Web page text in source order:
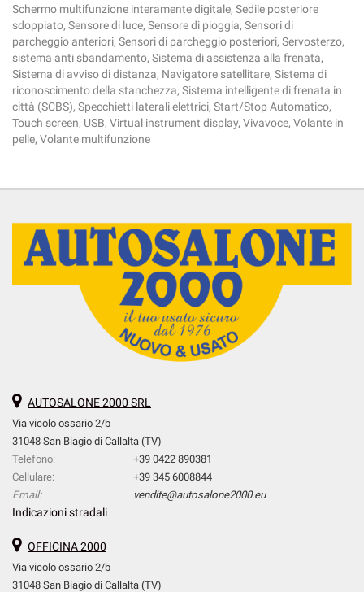
Schermo multifunzione interamente digitale, Sedile posteriore
sdoppiato, Sensore di luce, Sensore di pioggia, Sensori di
parcheggio anteriori, Sensori di parcheggio posteriori, Servosterzo,
sistema anti sbandamento, Sistema di assistenza alla frenata,
Sistema di avviso di distanza, Navigatore satellitare, Sistema di
riconoscimento della stanchezza, Sistema intelligente di frenata in
città (SCBS), Specchietti laterali elettrici, Start/Stop Automatico,
Touch screen, USB, Virtual instrument display, Vivavoce, Volante in
pelle, Volante multifunzione
AUTOSALONE 2000 SRL
Via vicolo ossario 2/b
31048 San Biagio di Callalta (TV)
Telefono:
+39 0422 890381
Cellulare:
+39 345 6008844
Email:
vendite@autosalone2000.eu
Indicazioni stradali
OFFICINA 2000
Via vicolo ossario 2/b
31048 San Biagio di Callalta (TV)